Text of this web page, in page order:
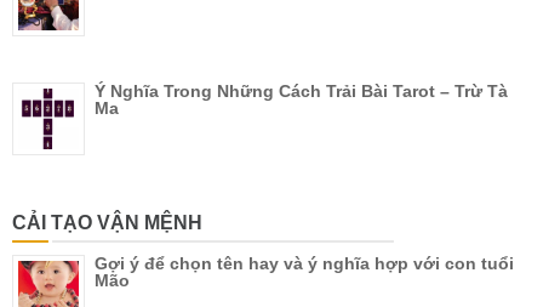
Ý Nghĩa Trong Những Cách Trải Bài Tarot – Trừ Tà
Ma
CẢI TẠO VẬN MỆNH
Gợi ý để chọn tên hay và ý nghĩa hợp với con tuổi
Mão